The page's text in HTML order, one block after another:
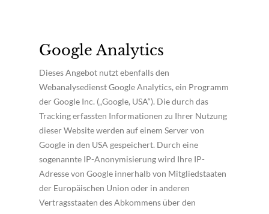
Google Analytics
Dieses Angebot nutzt ebenfalls den
Webanalysedienst Google Analytics, ein Programm
der Google Inc. („Google, USA“). Die durch das
Tracking erfassten Informationen zu Ihrer Nutzung
dieser Website werden auf einem Server von
Google in den USA gespeichert. Durch eine
sogenannte IP-Anonymisierung wird Ihre IP-
Adresse von Google innerhalb von Mitgliedstaaten
der Europäischen Union oder in anderen
Vertragsstaaten des Abkommens über den